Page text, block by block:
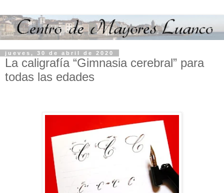
jueves, 30 de abril de 2020
La caligrafía “Gimnasia cerebral” para
todas las edades